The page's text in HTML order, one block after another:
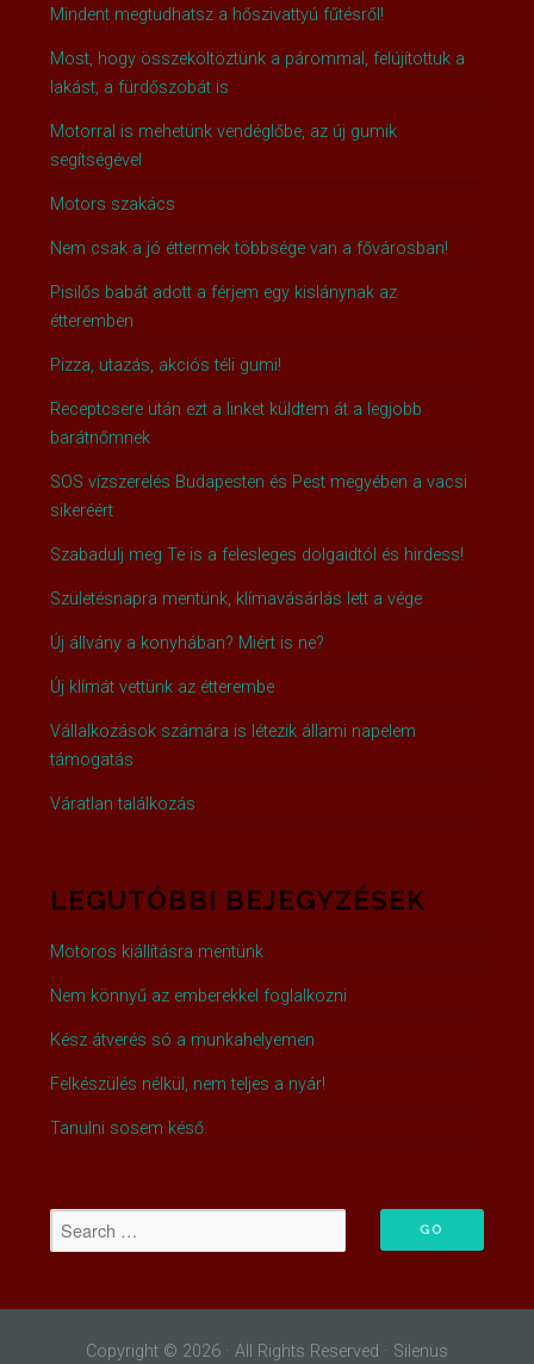
Mindent megtudhatsz a hőszivattyú fűtésről!
Most, hogy összeköltöztünk a párommal, felújítottuk a
lakást, a fürdőszobát is
Motorral is mehetünk vendéglőbe, az új gumik
segítségével
Motors szakács
Nem csak a jó éttermek többsége van a fővárosban!
Pisilős babát adott a férjem egy kislánynak az
étteremben
Pizza, utazás, akciós téli gumi!
Receptcsere után ezt a linket küldtem át a legjobb
barátnőmnek
SOS vízszerelés Budapesten és Pest megyében a vacsi
sikeréért
Szabadulj meg Te is a felesleges dolgaidtól és hirdess!
Születésnapra mentünk, klímavásárlás lett a vége
Új állvány a konyhában? Miért is ne?
Új klímát vettünk az étterembe
Vállalkozások számára is létezik állami napelem
támogatás
Váratlan találkozás
LEGUTÓBBI BEJEGYZÉSEK
Motoros kiállításra mentünk
Nem könnyű az emberekkel foglalkozni
Kész átverés só a munkahelyemen
Felkészülés nélkül, nem teljes a nyár!
Tanulni sosem késő.
Copyright © 2026 · All Rights Reserved · Silenus